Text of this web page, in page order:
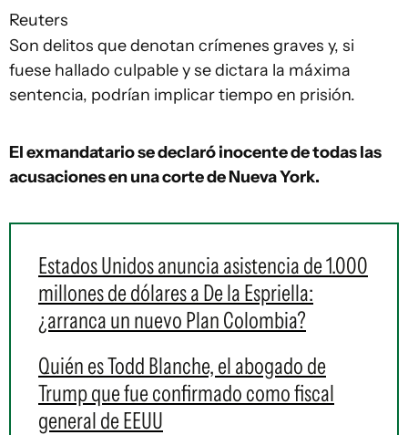
Reuters
Son delitos que denotan crímenes graves y, si
fuese hallado culpable y se dictara la máxima
sentencia, podrían implicar tiempo en prisión.
El exmandatariosedeclaróinocente de todas las
acusacionesen una corte de Nueva York.
Estados Unidos anuncia asistencia de 1.000
millones de dólares a De la Espriella:
¿arranca un nuevo Plan Colombia?
Quién es Todd Blanche, el abogado de
Trump que fue confirmado como fiscal
general de EEUU